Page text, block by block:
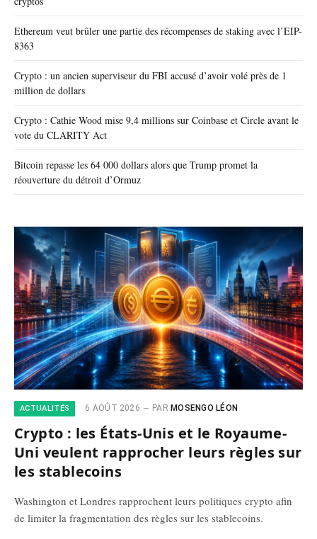
Ethereum veut brûler une partie des récompenses de staking avec l’EIP-
8363
Crypto : un ancien superviseur du FBI accusé d’avoir volé près de 1
million de dollars
Crypto : Cathie Wood mise 9,4 millions sur Coinbase et Circle avant le
vote du CLARITY Act
Bitcoin repasse les 64 000 dollars alors que Trump promet la
réouverture du détroit d’Ormuz
ACTUALITÉS 6 AOÛT 2026 PAR MOSENGO LÉON
Crypto : les États-Unis et le Royaume-
Uni veulent rapprocher leurs règles sur
les stablecoins
Washington et Londres rapprochent leurs politiques crypto afin
de limiter la fragmentation des règles sur les stablecoins.